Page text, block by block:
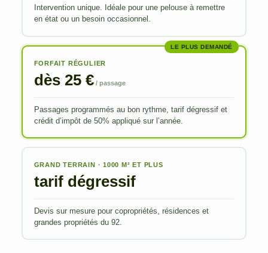
Intervention unique. Idéale pour une pelouse à remettre
en état ou un besoin occasionnel.
LE PLUS DEMANDÉ
FORFAIT RÉGULIER
dès 25 €/ passage
Passages programmés au bon rythme, tarif dégressif et
crédit d’impôt de 50% appliqué sur l’année.
GRAND TERRAIN · 1000 M² ET PLUS
tarif dégressif
Devis sur mesure pour copropriétés, résidences et
grandes propriétés du 92.